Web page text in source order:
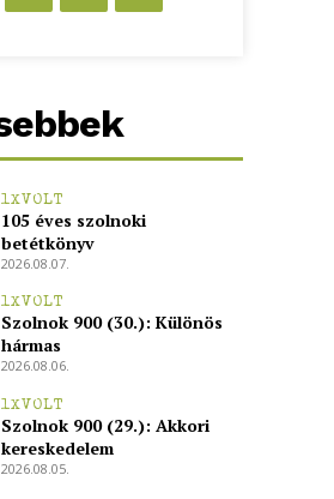
1XVOLT
105 éves szolnoki
betétkönyv
2026.08.07.
1XVOLT
Szolnok 900 (30.): Különös
hármas
2026.08.06.
1XVOLT
Szolnok 900 (29.): Akkori
kereskedelem
2026.08.05.